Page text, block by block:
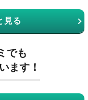
見る
でも
ます！